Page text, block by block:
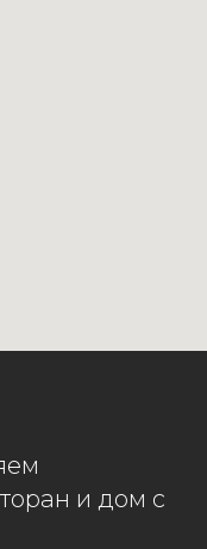
и дом с